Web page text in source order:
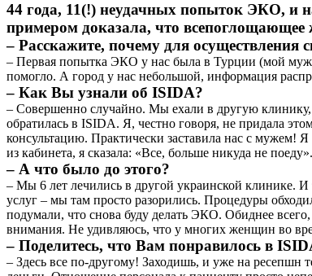
44 года, 11(!) неудачных попыток ЭКО, и
примером доказала, что всепоглощающее
– Расскажите, почему для
– Первая попытка ЭКО у нас была в Турции (мой
помогло. А город у нас небольшой, информация
– Как Вы узнали об ISIDA?
– Совершенно случайно. Мы ехали в другую клинику,
обратилась в ISIDA. Я, честно говоря, не придала
консультацию. Практически заставила нас с мужем!
из кабинета, я сказала: «Все, больше никуда не поеду».
– А что было до этого?
– Мы 6 лет лечились в другой украинской клинике.
услуг – мы там просто разорились. Процедуры
подумали, что снова буду делать ЭКО. Обиднее
внимания. Не удивляюсь, что у многих женщин во
– Поделитесь, что Вам понравилось в
– Здесь все по-другому! Заходишь, и уже на ресепшн